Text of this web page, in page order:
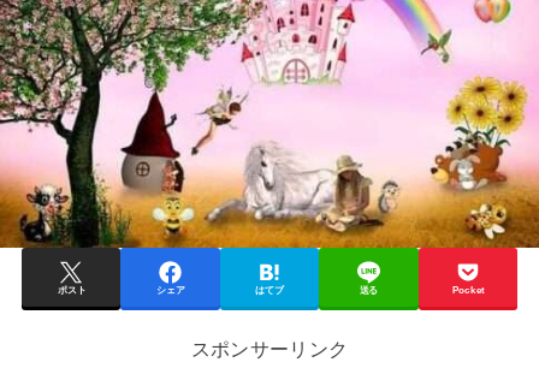
ポスト シェア はてブ 送る Pocket
スポンサーリンク